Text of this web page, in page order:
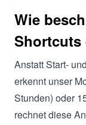
Wie
Shortcuts
Anstatt Start-
erkennt unser
Stunden) oder
rechnet diese